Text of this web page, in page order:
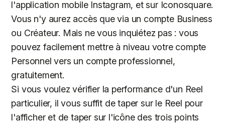
l'application mobile Instagram, et sur Iconosquare.
Vous n'y aurez accès que via un compte Business
ou Créateur. Mais ne vous inquiétez pas : vous
pouvez facilement mettre à niveau votre compte
Personnel vers un compte professionnel,
gratuitement.
Si vous voulez vérifier la performance d'un Reel
particulier, il vous suffit de taper sur le Reel pour
l'afficher et de taper sur l'icône des trois points